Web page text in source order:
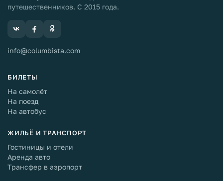
путешественников. С 2015 года.
info@columbista.com
БИЛЕТЫ
На самолёт
На поезд
На автобус
ЖИЛЬЁ И ТРАНСПОРТ
Гостиницы и отели
Аренда авто
Трансфер в аэропорт